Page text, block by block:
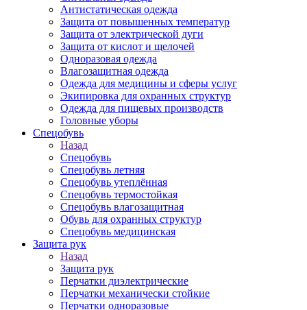
Антистатическая одежда
Защита от повышенных температур
Защита от электрической дуги
Защита от кислот и щелочей
Одноразовая одежда
Влагозащитная одежда
Одежда для медицины и сферы услуг
Экипировка для охранных структур
Одежда для пищевых производств
Головные уборы
Спецобувь
Назад
Спецобувь
Спецобувь летняя
Спецобувь утеплённая
Спецобувь термостойкая
Спецобувь влагозащитная
Обувь для охранных структур
Спецобувь медицинская
Защита рук
Назад
Защита рук
Перчатки диэлектрические
Перчатки механически стойкие
Перчатки одноразовые